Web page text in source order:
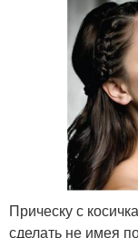
Прическу с
сделать не имея